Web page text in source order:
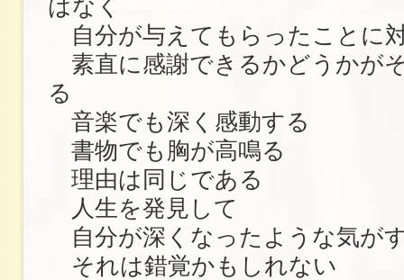
はなく
自分が与えてもらったことに
素直に感謝できるかどうかが
る
音楽でも深く感動する
書物でも胸が高鳴る
理由は同じである
人生を発見して
自分が深くなったような気が
それは錯覚かもしれない